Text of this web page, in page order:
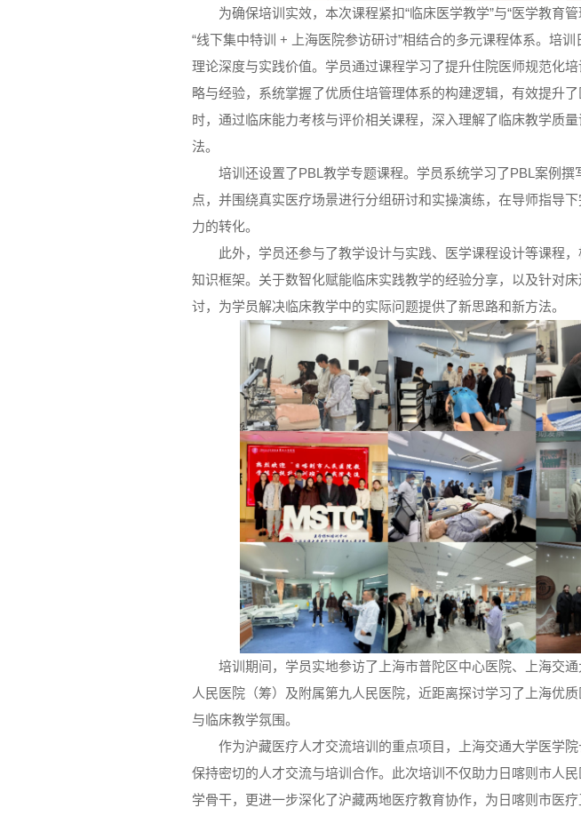
为确保培训实效，本次课程紧扣“临床医学教学”与“医学教育
“线下集中特训 + 上海医院参访研讨”相结合的多元课程体系。培
理论深度与实践价值。学员通过课程学习了提升住院医师规范化
略与经验，系统掌握了优质住培管理体系的构建逻辑，有效提升
时，通过临床能力考核与评价相关课程，深入理解了临床教学质
法。
培训还设置了PBL教学专题课程。学员系统学习了PBL案例撰
点，并围绕真实医疗场景进行分组研讨和实操演练，在导师指导
力的转化。
此外，学员还参与了教学设计与实践、医学课程设计等课程
知识框架。关于数智化赋能临床实践教学的经验分享，以及针对
讨，为学员解决临床教学中的实际问题提供了新思路和新方法。
培训期间，学员实地参访了上海市普陀区中心医院、上海交
人民医院（筹）及附属第九人民医院，近距离探讨学习了上海优
与临床教学氛围。
作为沪藏医疗人才交流培训的重点项目，上海交通大学医学
保持密切的人才交流与培训合作。此次培训不仅助力日喀则市人
学骨干，更进一步深化了沪藏两地医疗教育协作，为日喀则市医